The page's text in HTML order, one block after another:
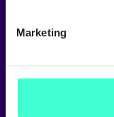
Marketing